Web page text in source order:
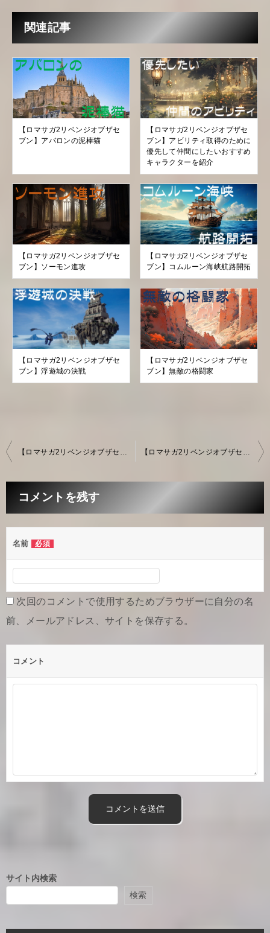
関連記事
【ロマサガ2リベンジオブザセ
ブン】アバロンの泥棒猫
【ロマサガ2リベンジオブザセ
ブン】アビリティ取得のために
優先して仲間にしたいおすすめ
キャラクターを紹介
【ロマサガ2リベンジオブザセ
ブン】ソーモン進攻
【ロマサガ2リベンジオブザセ
ブン】コムルーン海峡航路開拓
【ロマサガ2リベンジオブザセ
ブン】浮遊城の決戦
【ロマサガ2リベンジオブザセ
ブン】無敵の格闘家
投
ナ
ビ
シ
ョ
【ロマサガ2リベンジオブザセブン】最終決戦へ 【ロマサガ2リベンジオブザセブン】英雄たちの残光
コメントを残す
名前 必須
次回のコメントで使用するためブラウザーに自分の名
前、メールアドレス、サイトを保存する。
コメント
サイト内検索
検索